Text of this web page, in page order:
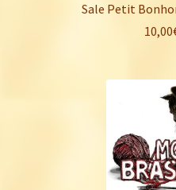
Sale Petit
10,00